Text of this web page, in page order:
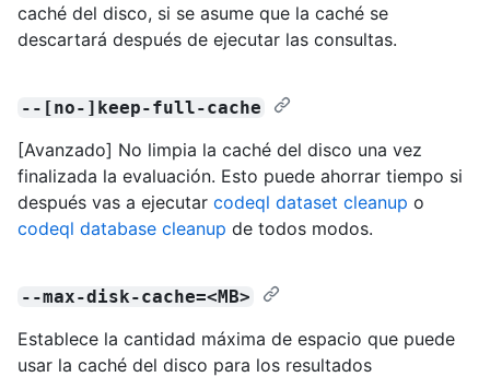
caché del disco, si se asume que la caché se
descartará después de ejecutar las consultas.
--[no-]keep-full-cache
[Avanzado] No limpia la caché del disco una vez
finalizada la evaluación. Esto puede ahorrar tiempo si
después vas a ejecutar codeql dataset cleanup o
codeql database cleanup de todos modos.
--max-disk-cache=<MB>
Establece la cantidad máxima de espacio que puede
usar la caché del disco para los resultados